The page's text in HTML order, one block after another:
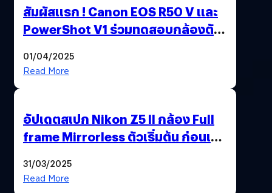
สัมผัสแรก ! Canon EOS R50 V และ
PowerShot V1 ร่วมทดสอบกล้องตัว
01/04/2025
Read More
อัปเดตสเปก Nikon Z5 II กล้อง Full
frame Mirrorless ตัวเริ่มต้น ก่อนเปิด
31/03/2025
Read More